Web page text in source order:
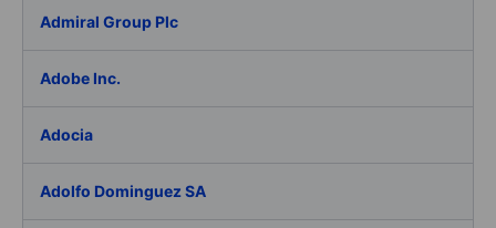
Admiral Group Plc
Adobe Inc.
Adocia
Adolfo Dominguez SA